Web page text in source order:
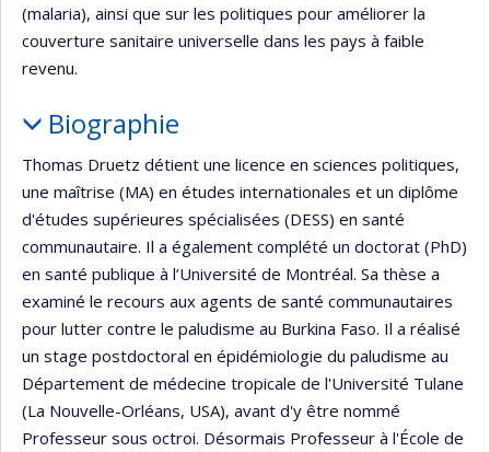
(malaria), ainsi que sur les politiques pour améliorer la
couverture sanitaire universelle dans les pays à faible
revenu.
Biographie
Thomas Druetz détient une licence en sciences politiques,
une maîtrise (MA) en études internationales et un diplôme
d'études supérieures spécialisées (DESS) en santé
communautaire. Il a également complété un doctorat (PhD)
en santé publique à l’Université de Montréal. Sa thèse a
examiné le recours aux agents de santé communautaires
pour lutter contre le paludisme au Burkina Faso. Il a réalisé
un stage postdoctoral en épidémiologie du paludisme au
Département de médecine tropicale de l'Université Tulane
(La Nouvelle-Orléans, USA), avant d'y être nommé
Professeur sous octroi. Désormais Professeur à l'École de